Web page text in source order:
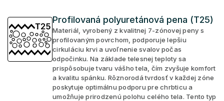
Profilovaná polyuretánová pena (T25)
Materiál, vyrobený z kvalitnej 7-zónovej peny s
profilovaným povrchom, podporuje lepšiu
cirkuláciu krvi a uvoľnenie svalov počas
odpočinku. Na základe telesnej teploty sa
prispôsobuje tvaru vášho tela, čím zvyšuje komfort
a kvalitu spánku. Rôznorodá tvrdosť v každej zóne
poskytuje optimálnu podporu pre chrbticu a
umožňuje prirodzenú polohu celého tela. Tento typ